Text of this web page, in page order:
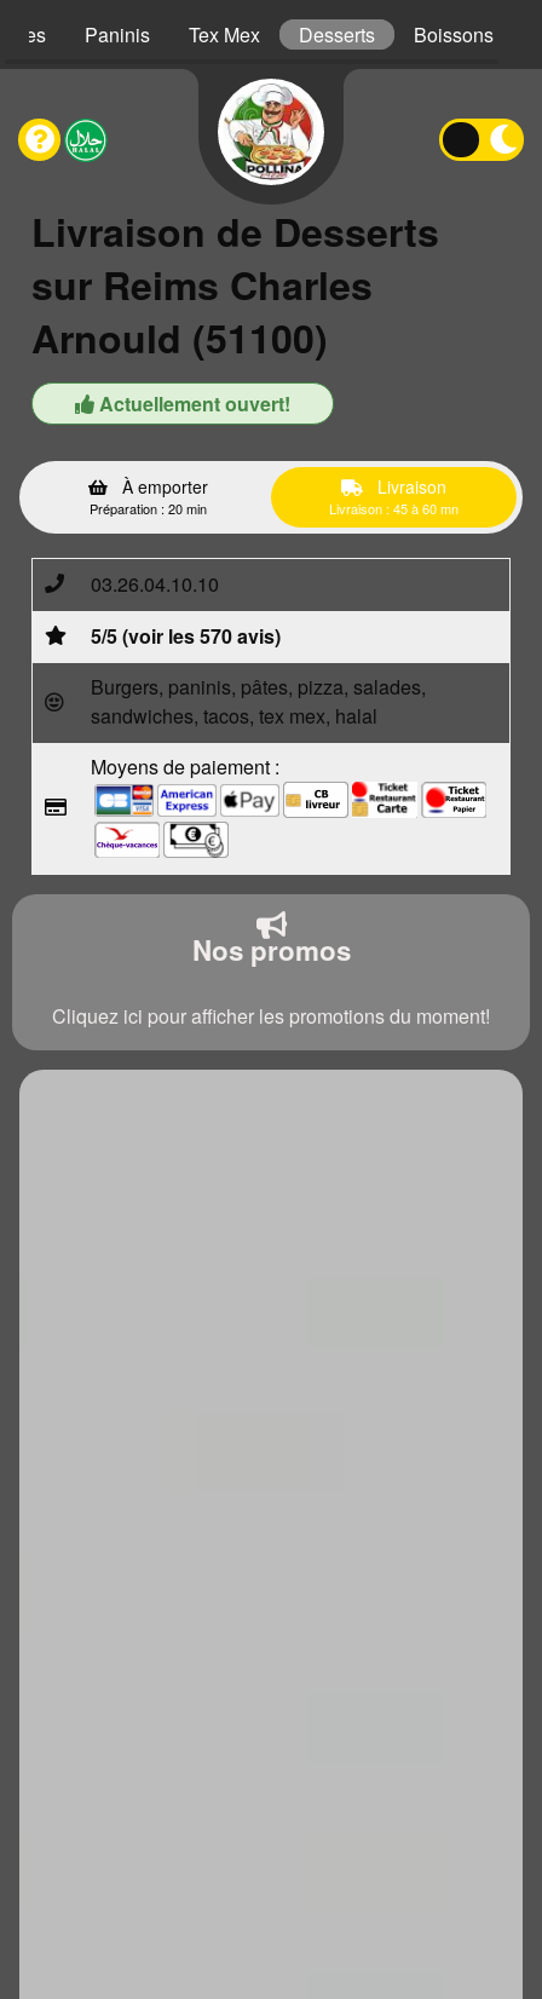
Paninis Tex Mex Desserts Boissons
Livraison de Desserts
sur Reims Charles
Arnould (51100)
Actuellement ouvert!
À emporter
Préparation : 20 min
Livraison
Livraison : 45 à 60 mn
03.26.04.10.10
5/5 (voir les 570 avis)
Burgers, paninis, pâtes, pizza, salades,
sandwiches, tacos, tex mex, halal
Moyens de paiement :
Nos promos
Cliquez ici pour afficher les promotions du moment!